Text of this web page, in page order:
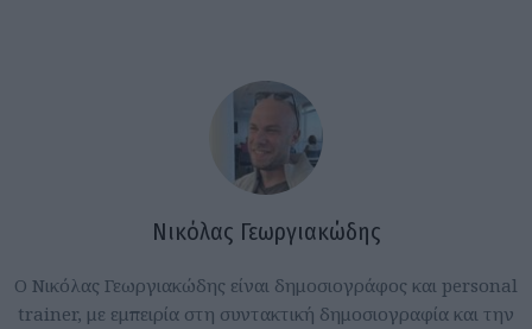
Νικόλας Γεωργιακώδης
Ο Νικόλας Γεωργιακώδης είναι δημοσιογράφος και personal
trainer, με εμπειρία στη συντακτική δημοσιογραφία και την